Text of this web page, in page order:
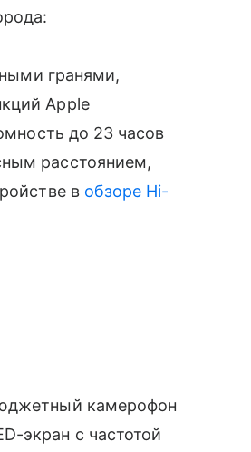
гранями,
Apple
до 23 часов
расстоянием,
в обзоре Hi-
камерофон
экран с частотой